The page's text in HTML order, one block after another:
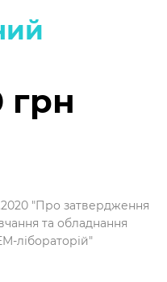
грн
"Про затвердження
та обладнання
лібораторій"